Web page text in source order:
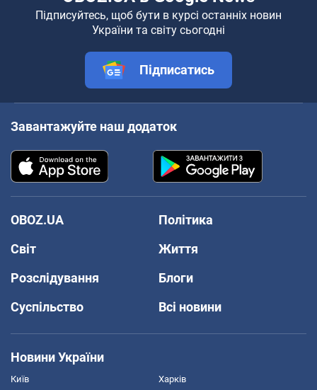
Підписуйтесь, щоб бути в курсі останніх новин
України та світу сьогодні
Підписатись
Завантажуйте наш додаток
OBOZ.UA
Політика
Світ
Життя
Розслідування
Блоги
Суспільство
Всі новини
Новини України
Київ Харків